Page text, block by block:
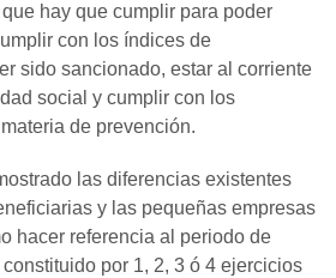
hay que cumplir para poder
con los índices de
sido sancionado, estar al corriente
social y cumplir con los
de prevención.
las diferencias existentes
y las pequeñas empresas
hacer referencia al periodo de
por 1, 2, 3 ó 4 ejercicios